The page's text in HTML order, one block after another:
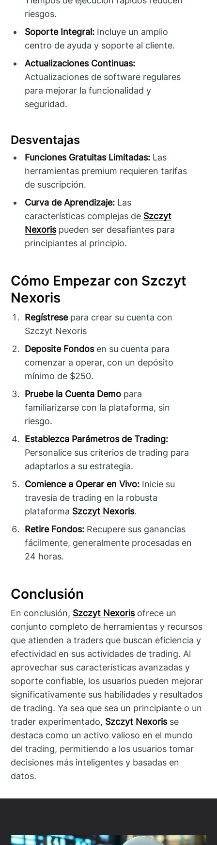
riesgos.
Soporte Integral: Incluye un amplio
centro de ayuda y soporte al cliente.
Actualizaciones Continuas:
Actualizaciones de software regulares
para mejorar la funcionalidad y
seguridad.
Desventajas
Funciones Gratuitas Limitadas: Las
herramientas premium requieren tarifas
de suscripción.
Curva de Aprendizaje: Las
características complejas de Szczyt
Nexorispueden ser desafiantes para
principiantes al principio.
Cómo Empezar con Szczyt
Nexoris
Regístresepara crear su cuenta con
Szczyt Nexoris
Deposite Fondosen su cuenta para
comenzar a operar, con un depósito
mínimo de $250.
Pruebe la Cuenta Demo para
familiarizarse con la plataforma, sin
riesgo.
Establezca Parámetros de Trading:
Personalice sus criterios de trading para
adaptarlos a su estrategia.
Comience a Operar en Vivo: Inicie su
travesía de trading en la robusta
plataforma Szczyt Nexoris.
Retire Fondos: Recupere sus ganancias
fácilmente, generalmente procesadas en
24 horas.
Conclusión
En conclusión, Szczyt Nexorisofrece un
conjunto completo de herramientas y recursos
que atienden a traders que buscan eficiencia y
efectividad en sus actividades de trading. Al
aprovechar sus características avanzadas y
soporte confiable, los usuarios pueden mejorar
significativamente sus habilidades y resultados
de trading. Ya sea que sea un principiante o un
trader experimentado, Szczyt Nexorisse
destaca como un activo valioso en el mundo
del trading, permitiendo a los usuarios tomar
decisiones más inteligentes y basadas en
datos.